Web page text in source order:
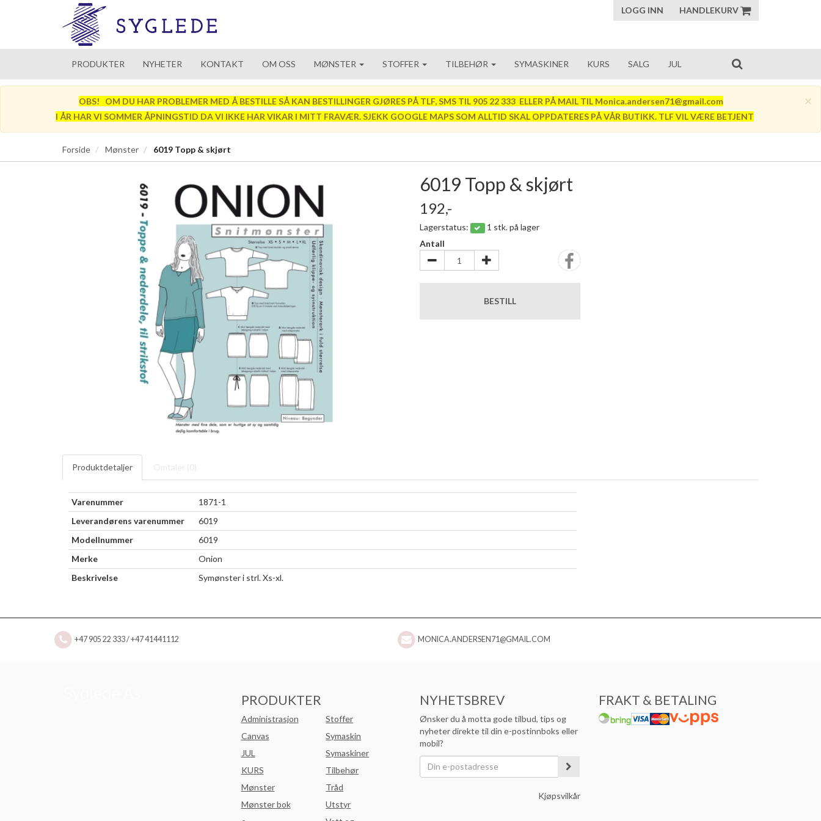
LOGG INN HANDLEKURV
PRODUKTER NYHETER KONTAKT OM OSS MØNSTER STOFFER TILBEHØR SYMASKINER KURS SALG JUL
×
OBS! OM DU HAR PROBLEMER MED Å BESTILLE SÅ KAN BESTILLINGER GJØRES PÅ TLF, SMS TIL 905 22 333 ELLER PÅ MAIL TIL Monica.andersen71@gmail.com
I ÅR HAR VI SOMMER ÅPNINGSTID DA VI IKKE HAR VIKAR I MITT FRAVÆR. SJEKK GOOGLE MAPS SOM ALLTID SKAL OPPDATERES PÅ VÅR BUTIKK. TLF VIL VÆRE BETJENT
Forside Mønster 6019 Topp & skjørt
6019 Topp & skjørt
192,-
Lagerstatus:
1 stk. på lager
Antall
BESTILL
Produktdetaljer Omtaler (0)
Varenummer
1871-1
Leverandørens varenummer
6019
Modellnummer
6019
Merke
Onion
Beskrivelse
Symønster i strl. Xs-xl.
+47 905 22 333 / +47 41441112 MONICA.ANDERSEN71@GMAIL.COM
PRODUKTER
Administrasjon
Canvas
JUL
KURS
Mønster
Mønster bok
Stoffer
Symaskin
Symaskiner
Tilbehør
Tråd
Utstyr
NYHETSBREV
Ønsker du å motta gode tilbud, tips og
nyheter direkte til din e-postinnboks eller
mobil?
Kjøpsvilkår
FRAKT & BETALING